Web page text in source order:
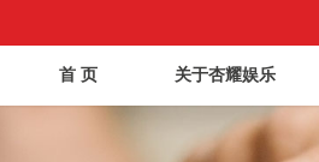
关于杏耀娱乐
首 页